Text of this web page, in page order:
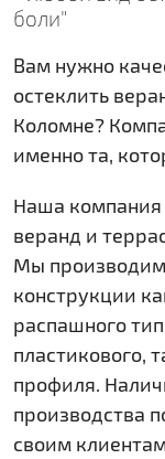
боли"
Вам нужно
остеклить
Коломне?
именно та,
Наша компания
веранд и
Мы
конструкции
распашного
пластикового,
профиля.
производства
своим